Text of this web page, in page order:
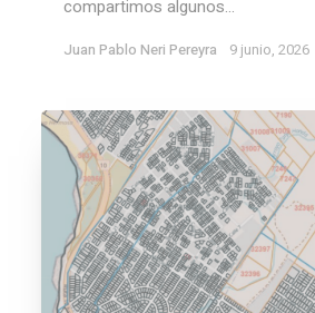
compartimos algunos...
Juan Pablo Neri Pereyra 9 junio, 2026